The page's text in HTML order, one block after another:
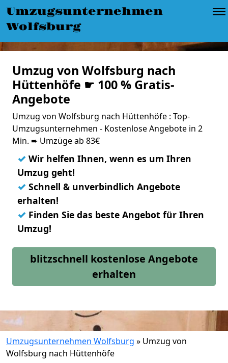
Umzugsunternehmen
Wolfsburg
Umzug von Wolfsburg nach
Hüttenhöfe ☛ 100 % Gratis-
Angebote
Umzug von Wolfsburg nach Hüttenhöfe : Top-
Umzugsunternehmen - Kostenlose Angebote in 2
Min. ➨ Umzüge ab 83€
✓ Wir helfen Ihnen, wenn es um Ihren
Umzug geht!
✓ Schnell & unverbindlich Angebote
erhalten!
✓ Finden Sie das beste Angebot für Ihren
Umzug!
blitzschnell kostenlose Angebote
erhalten
Umzugsunternehmen Wolfsburg » Umzug von
Wolfsburg nach Hüttenhöfe